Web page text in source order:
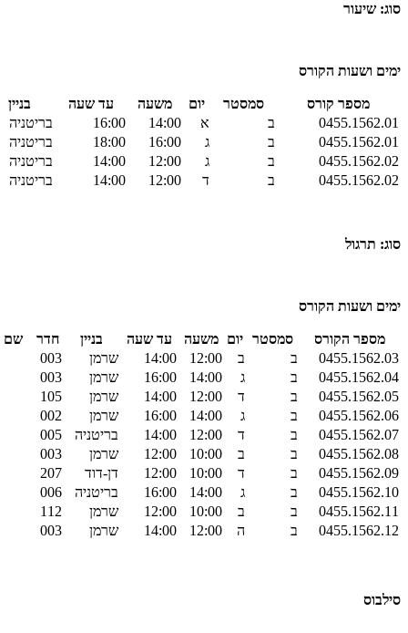
סוג: שיעור
ימים ושעות הקורס
מספר קורס סמסטר יום משעה עד שעה
בניין
0455.1562.01
ב א 14:00
16:00
בריטניה
0455.1562.01
ב ג 16:00
18:00
בריטניה
0455.1562.02
ב ג 12:00
14:00
בריטניה
0455.1562.02
ב ד 12:00
14:00 בריטניה
סוג: תרגול
ימים ושעות הקורס
מספר הקורס סמסטר יום משעה עד שעה בניין חדר
שם
0455.1562.03
ב ב 12:00
14:00 שרמן
003
0455.1562.04
ב ג 14:00
16:00 שרמן
003
0455.1562.05
ב ד 12:00
14:00 שרמן
105
0455.1562.06
ב ג 14:00
16:00 שרמן
002
0455.1562.07
ב ד 12:00
14:00 בריטניה
005
0455.1562.08
ב ב 10:00
12:00 שרמן
003
0455.1562.09
ב ד 10:00
12:00 דן-דוד
207
0455.1562.10
ב ג 14:00
16:00 בריטניה
006
0455.1562.11
ב ב 10:00
12:00 שרמן
112
0455.1562.12
ב ה 12:00
14:00 שרמן 003
סילבוס